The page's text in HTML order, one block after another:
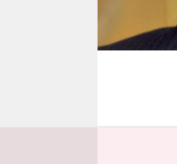
genossenschaft